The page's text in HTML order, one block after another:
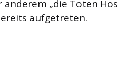
„die Toten
aufgetreten.